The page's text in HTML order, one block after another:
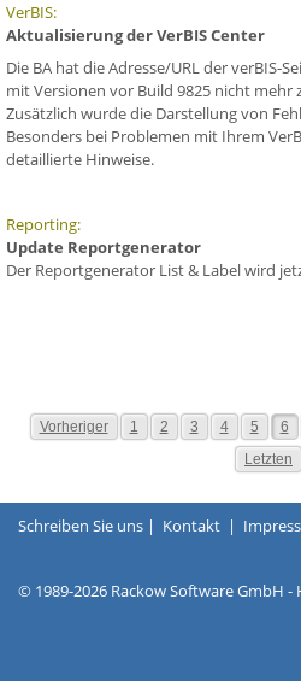
VerBIS:
Aktualisierung der VerBIS Center
Die BA hat die Adresse/URL der verBIS-
mit Versionen vor Build 9825 nicht mehr
Zusätzlich wurde die Darstellung von
Besonders bei Problemen mit Ihrem
detaillierte Hinweise.
Reporting:
Update Reportgenerator
Der Reportgenerator List & Label wird
Vorheriger 1 2 3 4 5 6
Letzten
Schreiben Sie uns | Kontakt |
© 1989-2026 Rackow Software GmbH -